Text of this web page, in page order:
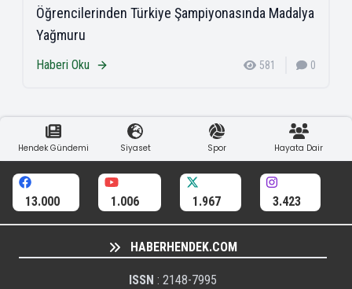
Öğrencilerinden Türkiye Şampiyonasında Madalya
Yağmuru
Haberi Oku 581 0
Hendek Gündemi Siyaset Spor Hayata Dair
13.000 1.006 1.967 3.423
HABERHENDEK.COM
ISSN : 2148-7995